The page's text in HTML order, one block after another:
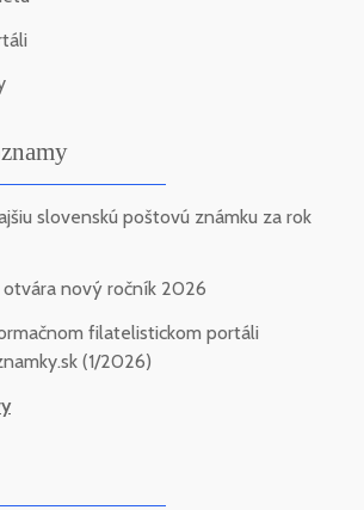
slovenskú poštovú známku za rok
otvára nový ročník 2026
filatelistickom portáli
(1/2026)